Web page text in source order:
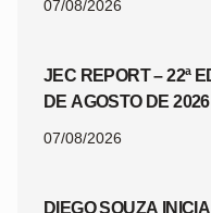
07/08/2026
JEC REPORT – 22ª
DE AGOSTO DE 2026
07/08/2026
DIEGO SOUZA